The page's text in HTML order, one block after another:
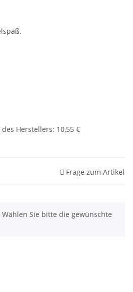
Herstellers: 10,55 €
Frage zum Artikel
Sie bitte die gewünschte